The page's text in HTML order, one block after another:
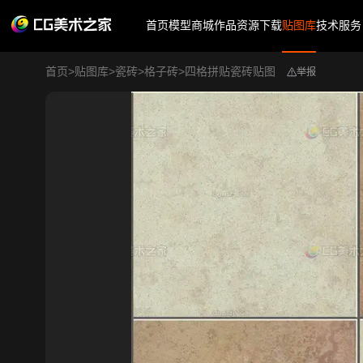
首页模型商城作品资源下载贴图库技术服务
首页>贴图库>瓷砖>格子砖>四格拼贴瓷砖贴图 举报